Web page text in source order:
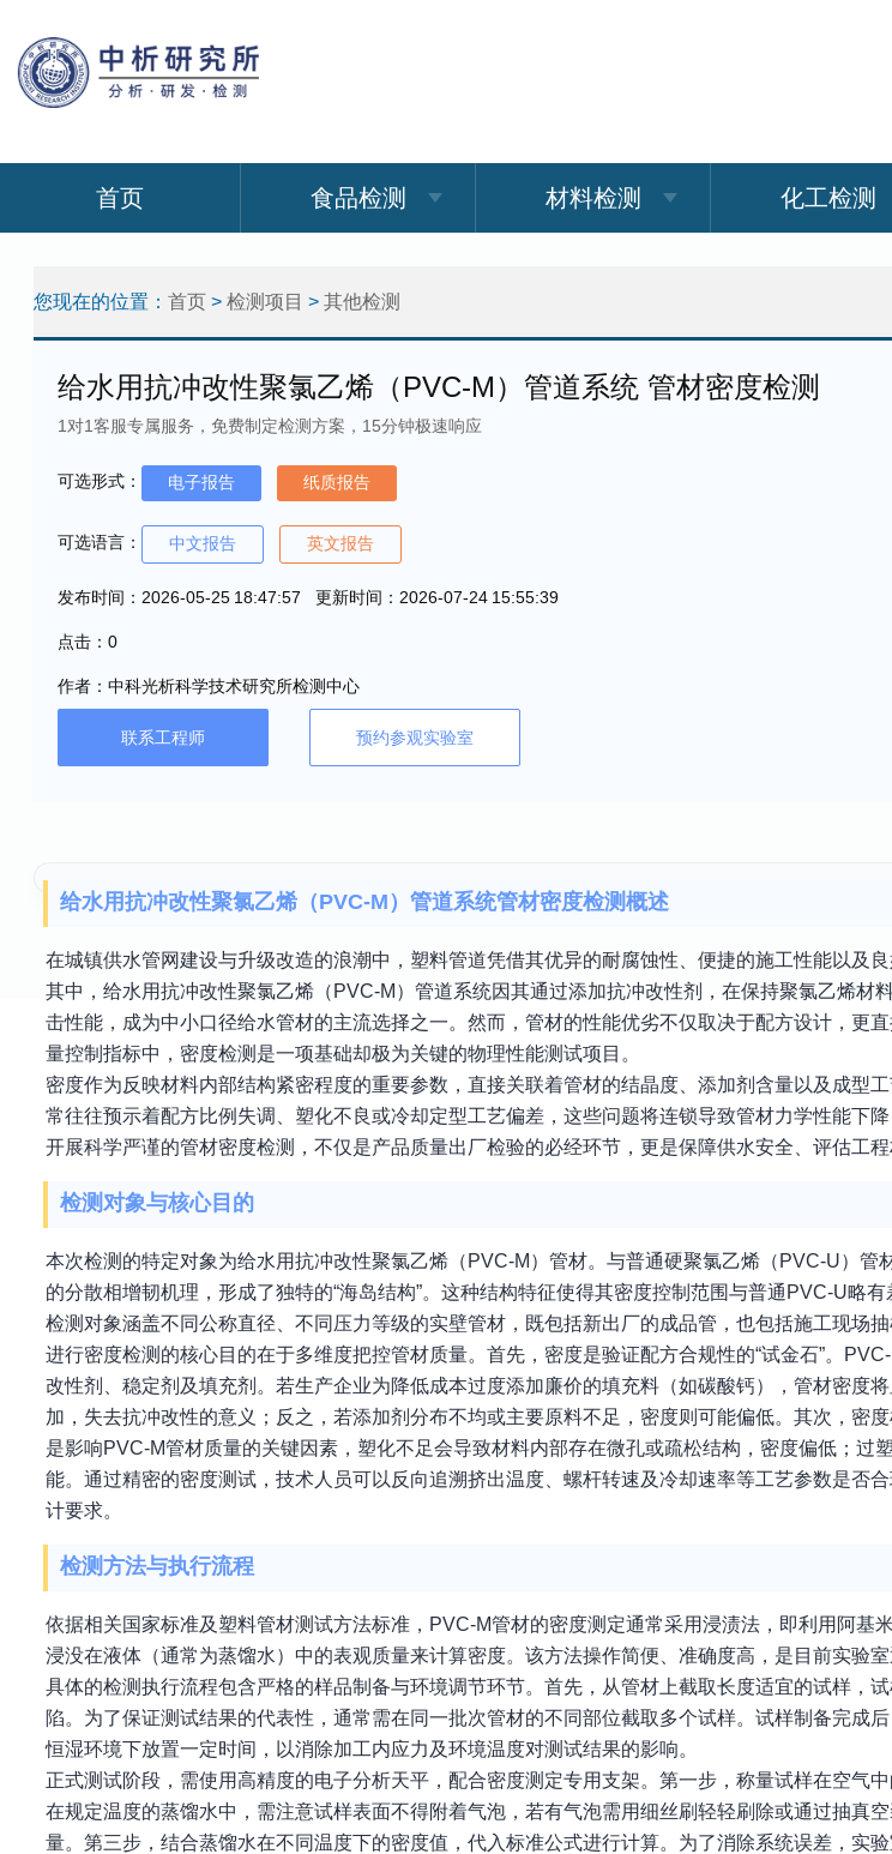
首页 食品检测 材料检测 化工检测
您现在的位置： 首页 > 检测项目 > 其他检测
给水用抗冲改性聚氯乙烯（PVC-M）管道系统 管材密度检测
1对1客服专属服务，免费制定检测方案，15分钟极速响应
可选形式： 电子报告 纸质报告
可选语言： 中文报告 英文报告
发布时间：2026-05-25 18:47:57 更新时间：2026-07-24 15:55:39
点击：0
作者：中科光析科学技术研究所检测中心
联系工程师 预约参观实验室
给水用抗冲改性聚氯乙烯（PVC-M）管道系统管材密度检测概述
在城镇供水管网建设与升级改造的浪潮中，塑料管道凭借其优异的耐腐蚀性、便捷的施工性能以及
其中，给水用抗冲改性聚氯乙烯（PVC-M）管道系统因其通过添加抗冲改性剂，在保持聚氯乙烯材
击性能，成为中小口径给水管材的主流选择之一。然而，管材的性能优劣不仅取决于配方设计，更
量控制指标中，密度检测是一项基础却极为关键的物理性能测试项目。
密度作为反映材料内部结构紧密程度的重要参数，直接关联着管材的结晶度、添加剂含量以及成型
常往往预示着配方比例失调、塑化不良或冷却定型工艺偏差，这些问题将连锁导致管材力学性能下
开展科学严谨的管材密度检测，不仅是产品质量出厂检验的必经环节，更是保障供水安全、评估工程
检测对象与核心目的
本次检测的特定对象为给水用抗冲改性聚氯乙烯（PVC-M）管材。与普通硬聚氯乙烯（PVC-U）管
的分散相增韧机理，形成了独特的“海岛结构”。这种结构特征使得其密度控制范围与普通PVC-U略
检测对象涵盖不同公称直径、不同压力等级的实壁管材，既包括新出厂的成品管，也包括施工现场抽
进行密度检测的核心目的在于多维度把控管材质量。首先，密度是验证配方合规性的“试金石”。
改性剂、稳定剂及填充剂。若生产企业为降低成本过度添加廉价的填充料（如碳酸钙），管材密度
加，失去抗冲改性的意义；反之，若添加剂分布不均或主要原料不足，密度则可能偏低。其次，密
是影响PVC-M管材质量的关键因素，塑化不足会导致材料内部存在微孔或疏松结构，密度偏低；过
能。通过精密的密度测试，技术人员可以反向追溯挤出温度、螺杆转速及冷却速率等工艺参数是否
计要求。
检测方法与执行流程
依据相关国家标准及塑料管材测试方法标准，PVC-M管材的密度测定通常采用浸渍法，即利用阿基
浸没在液体（通常为蒸馏水）中的表观质量来计算密度。该方法操作简便、准确度高，是目前实验室
具体的检测执行流程包含严格的样品制备与环境调节环节。首先，从管材上截取长度适宜的试样，
陷。为了保证测试结果的代表性，通常需在同一批次管材的不同部位截取多个试样。试样制备完成
恒湿环境下放置一定时间，以消除加工内应力及环境温度对测试结果的影响。
正式测试阶段，需使用高精度的电子分析天平，配合密度测定专用支架。第一步，称量试样在空气
在规定温度的蒸馏水中，需注意试样表面不得附着气泡，若有气泡需用细丝刷轻轻刷除或通过抽真
量。第三步，结合蒸馏水在不同温度下的密度值，代入标准公式进行计算。为了消除系统误差，实